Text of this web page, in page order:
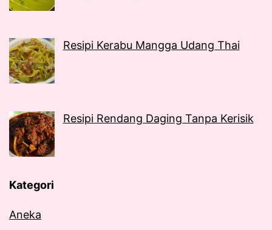
Resipi Kerabu Mangga Udang Thai
Resipi Rendang Daging Tanpa Kerisik
Kategori
Aneka